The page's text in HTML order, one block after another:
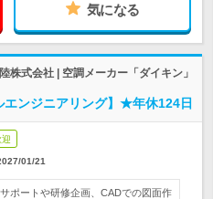
気になる
株式会社 | 空調メーカー「ダイキン」
ンジニアリング】★年休124日
01/21
ポートや研修企画、CADでの図面作